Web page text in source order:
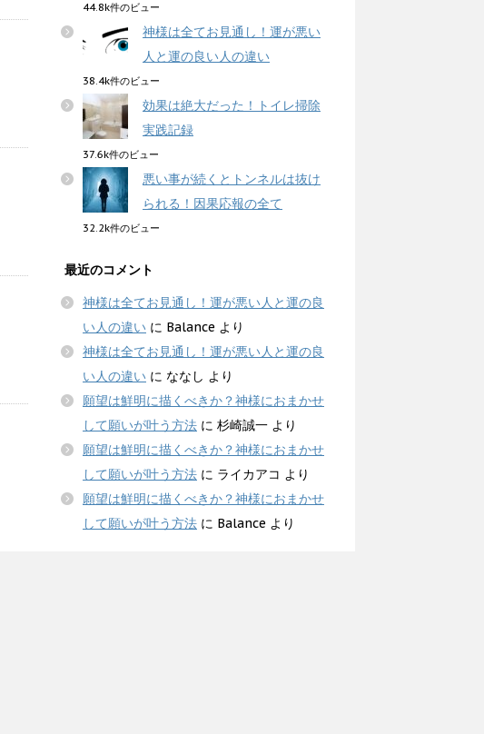
44.8k件のビュー
神様は全てお見通し！運が悪い
人と運の良い人の違い
38.4k件のビュー
効果は絶大だった！トイレ掃除
実践記録
37.6k件のビュー
悪い事が続くとトンネルは抜け
られる！因果応報の全て
32.2k件のビュー
最近のコメント
神様は全てお見通し！運が悪い人と運の良
い人の違い に Balance より
神様は全てお見通し！運が悪い人と運の良
い人の違い に ななし より
願望は鮮明に描くべきか？神様におまかせ
して願いが叶う方法 に 杉崎誠一 より
願望は鮮明に描くべきか？神様におまかせ
して願いが叶う方法 に ライカアコ より
願望は鮮明に描くべきか？神様におまかせ
して願いが叶う方法 に Balance より